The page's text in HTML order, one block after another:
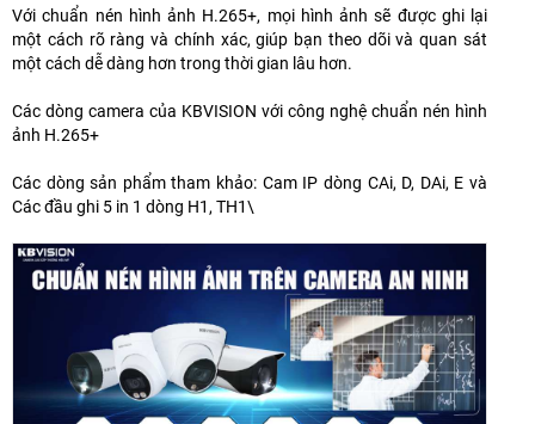
Với chuẩn nén hình ảnh H.265+, mọi hình ảnh sẽ được ghi lại
một cách rõ ràng và chính xác, giúp bạn theo dõi và quan sát
một cách dễ dàng hơn trong thời gian lâu hơn.
Các dòng camera của KBVISION với công nghệ chuẩn nén hình
ảnh H.265+
Các dòng sản phẩm tham khảo: Cam IP dòng CAi, D, DAi, E và
Các đầu ghi 5 in 1 dòng H1, TH1\